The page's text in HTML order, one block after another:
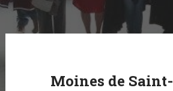
Moines de Saint-